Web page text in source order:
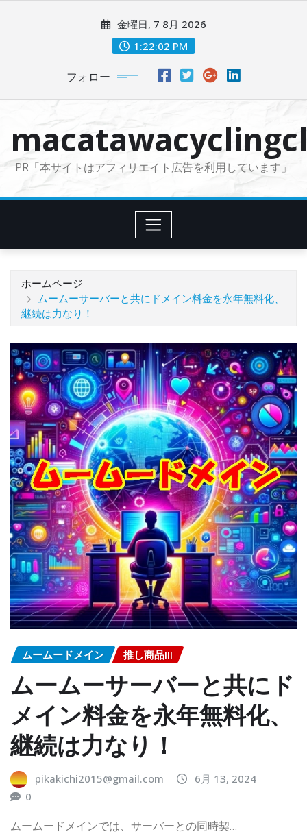
に
金曜日, 7 8月 2026
1:22:03 PM
フォロー
PR「本サイトはアフィリエイト広告を利用しています」
ホームページ
ムームーサーバーと共にドメイン料金を永年無料化、
継続は力なり！
ムームードメイン 推し商品III
ムームーサーバーと共にド
メイン料金を永年無料化、
継続は力なり！
pikakichi2015@gmail.com
6月 13, 2024
0
ムームードメインでは、サーバーとの同時契…